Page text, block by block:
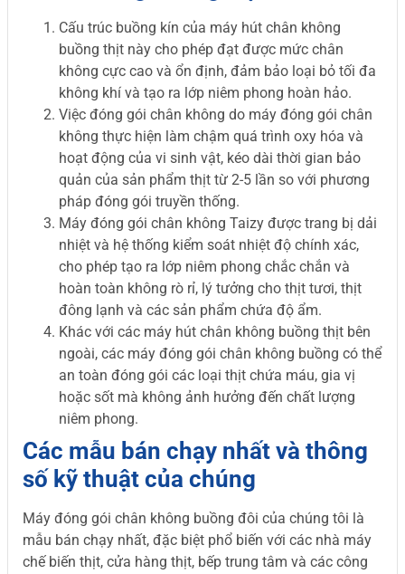
Cấu trúc buồng kín của máy hút chân không
buồng thịt này cho phép đạt được mức chân
không cực cao và ổn định, đảm bảo loại bỏ tối đa
không khí và tạo ra lớp niêm phong hoàn hảo.
Việc đóng gói chân không do máy đóng gói chân
không thực hiện làm chậm quá trình oxy hóa và
hoạt động của vi sinh vật, kéo dài thời gian bảo
quản của sản phẩm thịt từ 2-5 lần so với phương
pháp đóng gói truyền thống.
Máy đóng gói chân không Taizy được trang bị dải
nhiệt và hệ thống kiểm soát nhiệt độ chính xác,
cho phép tạo ra lớp niêm phong chắc chắn và
hoàn toàn không rò rỉ, lý tưởng cho thịt tươi, thịt
đông lạnh và các sản phẩm chứa độ ẩm.
Khác với các máy hút chân không buồng thịt bên
ngoài, các máy đóng gói chân không buồng có thể
an toàn đóng gói các loại thịt chứa máu, gia vị
hoặc sốt mà không ảnh hưởng đến chất lượng
niêm phong.
Các mẫu bán chạy nhất và thông
số kỹ thuật của chúng
Máy đóng gói chân không buồng đôi của chúng tôi là
mẫu bán chạy nhất, đặc biệt phổ biến với các nhà máy
chế biến thịt, cửa hàng thịt, bếp trung tâm và các công